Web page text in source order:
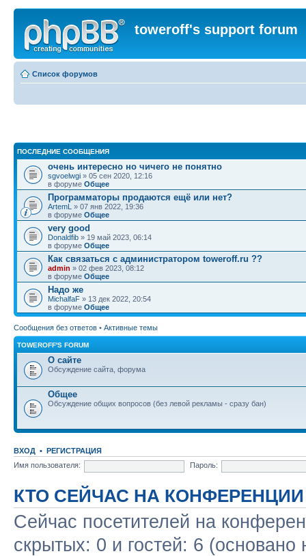
toweroff's support forum
Список форумов
ПОСЛЕДНИЕ СООБЩЕНИЯ
очень интересно но чичего не понятно
sgvoelwgi » 05 сен 2020, 12:16
в форуме Общее
Программаторы продаются ещё или нет?
ArtemL » 07 янв 2022, 19:36
в форуме Общее
very good
Donaldfib » 19 май 2023, 06:14
в форуме Общее
Как связаться с администратором toweroff.ru ??
admin » 02 фев 2023, 08:12
в форуме Общее
Надо же
MichalfaF » 13 дек 2022, 20:54
в форуме Общее
Сообщения без ответов • Активные темы
TOWEROFF'S FORUM
О сайте
Обсуждение сайта, форума
Общее
Обсуждение общих вопросов (без левой рекламы - сразу бан)
ВХОД • РЕГИСТРАЦИЯ
Имя пользователя:
Пароль:
КТО СЕЙЧАС НА КОНФЕРЕНЦИИ
Сейчас посетителей на
скрытых: 0 и гостей: 6 (основано